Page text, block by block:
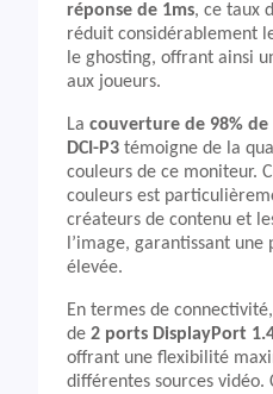
réponse de 1ms, ce taux
réduit considérablement
le ghosting, offrant ainsi
aux joueurs.
La couverture de 98%
DCI-P3 témoigne de la
couleurs de ce moniteur.
couleurs est
créateurs de contenu et
l’image, garantissant
élevée.
En termes de
de 2 ports DisplayPort
offrant une flexibilité
différentes sources